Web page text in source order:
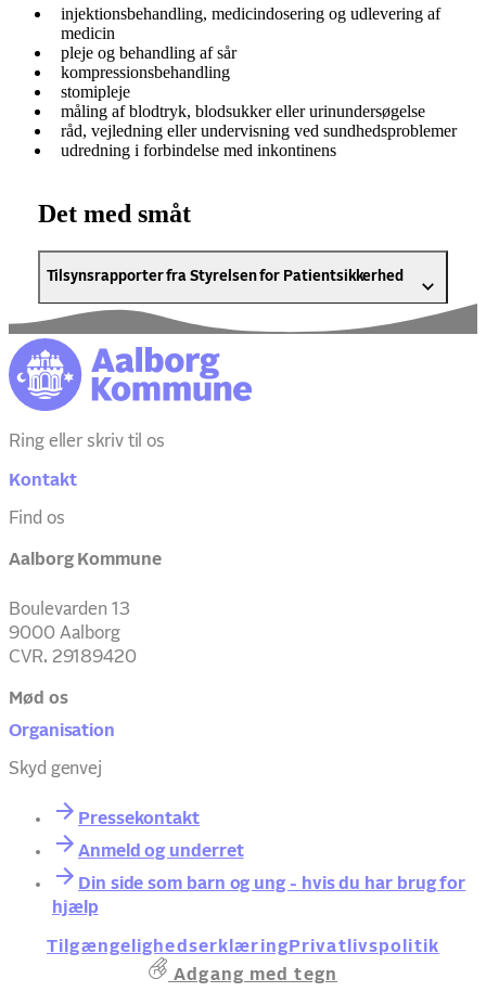
injektionsbehandling, medicindosering og udlevering af
medicin
pleje og behandling af sår
kompressionsbehandling
stomipleje
måling af blodtryk, blodsukker eller urinundersøgelse
råd, vejledning eller undervisning ved sundhedsproblemer
udredning i forbindelse med inkontinens
Det med småt
Tilsynsrapporter fra Styrelsen for Patientsikkerhed
Ring eller skriv til os
Kontakt
Find os
Aalborg Kommune
Boulevarden 13
9000 Aalborg
CVR. 29189420
Mød os
Organisation
Skyd genvej
Pressekontakt
Anmeld og underret
Din side som barn og ung - hvis du har brug for
hjælp
Tilgængelighedserklæring Privatlivspolitik
Adgang med tegn